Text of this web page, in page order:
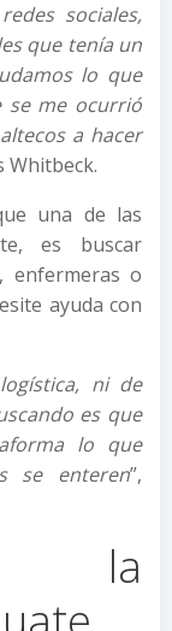
sociales,
que tenía un
lo que
se me ocurrió
a hacer
Whitbeck.
una de las
es buscar
enfermeras o
ayuda con
ni de
es que
lo que
se enteren”,
la